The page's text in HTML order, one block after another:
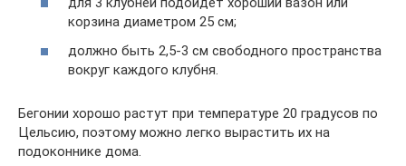
корзина диаметром 25 см;
должно быть 2,5-3 см свободного пространства
вокруг каждого клубня.
Бегонии хорошо растут при температуре 20 градусов по
Цельсию, поэтому можно легко вырастить их на
подоконнике дома.